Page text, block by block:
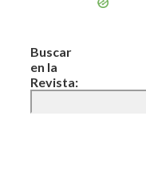
Buscar
en la
Revista: